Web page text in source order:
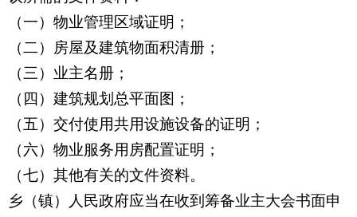
（一）物业管理区域证明；
（二）房屋及建筑物面积清册；
（三）业主名册；
（四）建筑规划总平面图；
（五）交付使用共用设施设备的证明；
（六）物业服务用房配置证明；
（七）其他有关的文件资料。
乡（镇）人民政府应当在收到筹备业主大会书面申